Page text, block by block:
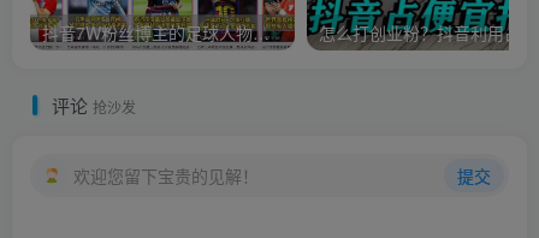
抖音7W粉丝博主的足球人物传记制作教学，全程纯实操干货，小白也能进伙伴计划+精选独家
评论 抢沙发
欢迎您留下宝贵的见解！ 提交